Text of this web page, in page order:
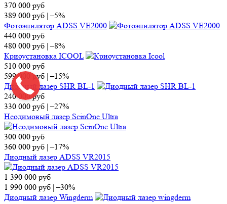
370 000 руб
389 000 руб |–5%
Фотоэпилятор ADSS VE2000
440 000 руб
480 000 руб |–8%
Криоустановка ICOOL
510 000 руб
599 000руб |–15%
Диодный лазер SHR BL-1
240 000руб
330 000 руб |–27%
Неодимовый лазер ScinOne Ultra
300 000 руб
360 000 руб |–17%
Диодный лазер ADSS VR2015
1 390 000 руб
1 990 000 руб |–30%
Диодный лазер Wingderm